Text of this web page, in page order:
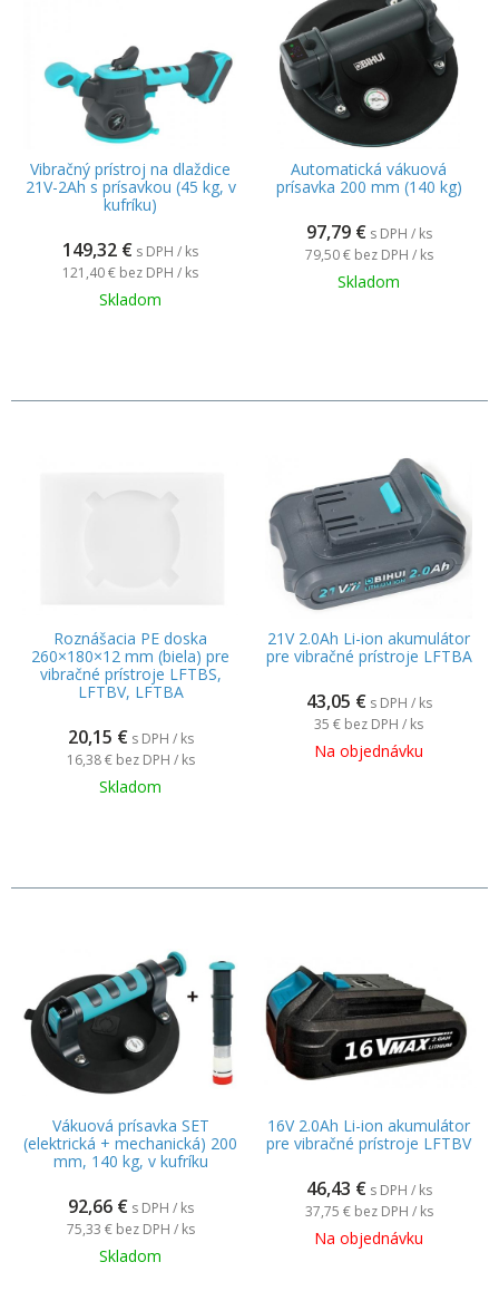
Vibračný prístroj na dlaždice
21V-2Ah s prísavkou (45 kg, v
kufríku)
149,32 € s DPH / ks
121,40 € bez DPH / ks
Skladom
Automatická vákuová
prísavka 200 mm (140 kg)
97,79 € s DPH / ks
79,50 € bez DPH / ks
Skladom
Roznášacia PE doska
260×180×12 mm (biela) pre
vibračné prístroje LFTBS,
LFTBV, LFTBA
20,15 € s DPH / ks
16,38 € bez DPH / ks
Skladom
21V 2.0Ah Li-ion akumulátor
pre vibračné prístroje LFTBA
43,05 € s DPH / ks
35 € bez DPH / ks
Na objednávku
Vákuová prísavka SET
(elektrická + mechanická) 200
mm, 140 kg, v kufríku
92,66 € s DPH / ks
75,33 € bez DPH / ks
Skladom
16V 2.0Ah Li-ion akumulátor
pre vibračné prístroje LFTBV
46,43 € s DPH / ks
37,75 € bez DPH / ks
Na objednávku